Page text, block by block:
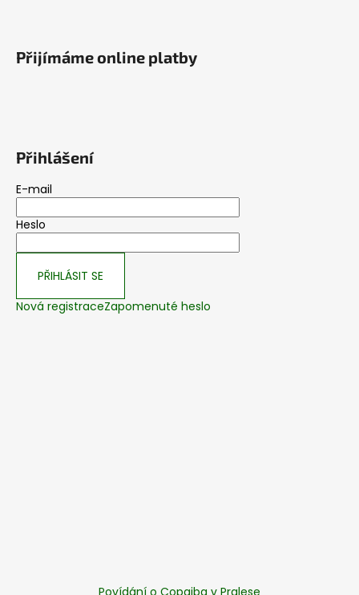
Přijímáme online platby
Přihlášení
E-mail
Heslo
PŘIHLÁSIT SE
Nová registraceZapomenuté heslo
Povídání o Copaiba v Pralese